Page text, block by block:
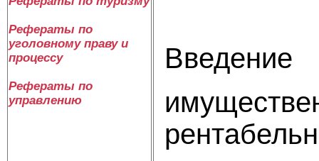
Рефераты по
уголовному праву и
процессу
Рефераты по
управлению
Введение